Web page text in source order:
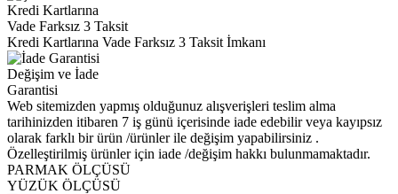
Kredi Kartlarına
Vade Farksız 3 Taksit
Kredi Kartlarına Vade Farksız 3 Taksit İmkanı
Değişim ve İade
Garantisi
Web sitemizden yapmış olduğunuz alışverişleri teslim alma
tarihinizden itibaren 7 iş günü içerisinde iade edebilir veya kayıpsız
olarak farklı bir ürün /ürünler ile değişim yapabilirsiniz .
Özelleştirilmiş ürünler için iade /değişim hakkı bulunmamaktadır.
PARMAK ÖLÇÜSÜ
YÜZÜK ÖLÇÜSÜ